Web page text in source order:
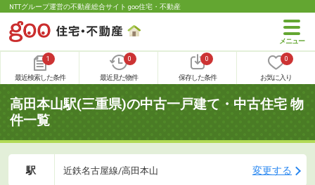
NTTグループ運営の不動産総合サイト goo住宅・不動産
1
最近検索した条件
0
最近見た物件
0
保存した条件
0
お気に入り
高田本山駅(三重県)の中古一戸建て・中古住宅 物
件一覧
駅 近鉄名古屋線/高田本山 変更する